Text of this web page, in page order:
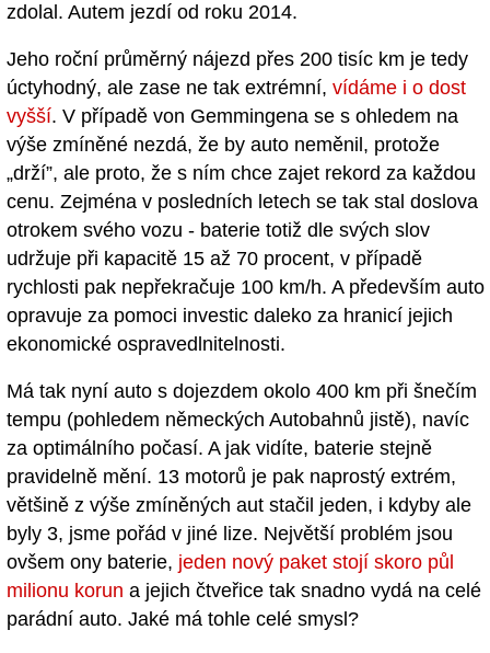
zdolal. Autem jezdí od roku 2014.
Jeho roční průměrný nájezd přes 200 tisíc km je tedy
úctyhodný, ale zase ne tak extrémní, vídáme i o dost
vyšší. V případě von Gemmingena se s ohledem na
výše zmíněné nezdá, že by auto neměnil, protože
„drží”, ale proto, že s ním chce zajet rekord za každou
cenu. Zejména v posledních letech se tak stal doslova
otrokem svého vozu - baterie totiž dle svých slov
udržuje při kapacitě 15 až 70 procent, v případě
rychlosti pak nepřekračuje 100 km/h. A především auto
opravuje za pomoci investic daleko za hranicí jejich
ekonomické ospravedlnitelnosti.
Má tak nyní auto s dojezdem okolo 400 km při šnečím
tempu (pohledem německých Autobahnů jistě), navíc
za optimálního počasí. A jak vidíte, baterie stejně
pravidelně mění. 13 motorů je pak naprostý extrém,
většině z výše zmíněných aut stačil jeden, i kdyby ale
byly 3, jsme pořád v jiné lize. Největší problém jsou
ovšem ony baterie, jeden nový paket stojí skoro půl
milionu korun a jejich čtveřice tak snadno vydá na celé
parádní auto. Jaké má tohle celé smysl?